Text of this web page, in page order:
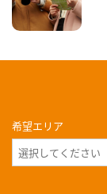
希望エリア